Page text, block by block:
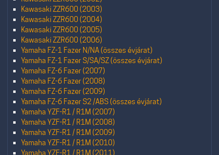
Kawasaki ZZR600 (2003)
Kawasaki ZZR600 (2004)
Kawasaki ZZR600 (2005)
Kawasaki ZZR600 (2006)
Yamaha FZ-1 Fazer N/NA (összes évjárat)
Yamaha FZ-1 Fazer S/SA/SZ (összes évjárat)
Yamaha FZ-6 Fazer (2007)
Yamaha FZ-6 Fazer (2008)
Yamaha FZ-6 Fazer (2009)
Yamaha FZ-6 Fazer S2 /ABS (összes évjárat)
Yamaha YZF-R1 / R1M (2007)
Yamaha YZF-R1 / R1M (2008)
Yamaha YZF-R1 / R1M (2009)
Yamaha YZF-R1 / R1M (2010)
Yamaha YZF-R1 / R1M (2011)